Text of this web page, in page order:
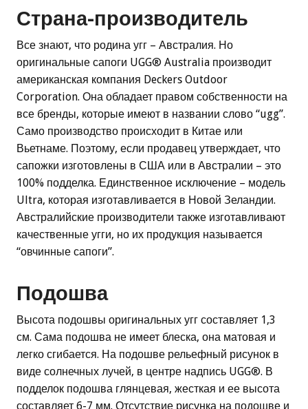
Страна-производитель
Все знают, что родина угг – Австралия. Но
оригинальные сапоги UGG® Australia производит
американская компания Deckers Outdoor
Corporation. Она обладает правом собственности на
все бренды, которые имеют в названии слово “ugg”.
Само производство происходит в Китае или
Вьетнаме. Поэтому, если продавец утверждает, что
сапожки изготовлены в США или в Австралии – это
100% подделка. Единственное исключение – модель
Ultra, которая изготавливается в Новой Зеландии.
Австралийские производители также изготавливают
качественные угги, но их продукция называется
“овчинные сапоги”.
Подошва
Высота подошвы оригинальных угг составляет 1,3
см. Сама подошва не имеет блеска, она матовая и
легко сгибается. На подошве рельефный рисунок в
виде солнечных лучей, в центре надпись UGG®. В
подделок подошва глянцевая, жесткая и ее высота
составляет 6-7 мм. Отсутствие рисунка на подошве и